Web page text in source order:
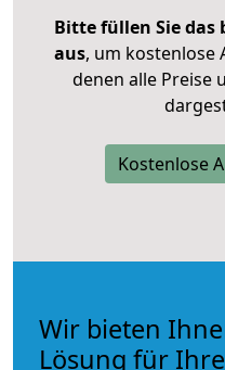
Bitte füllen Sie
aus, um kostenlose
denen alle Preise
Kostenlose
Wir bieten
Lösung für